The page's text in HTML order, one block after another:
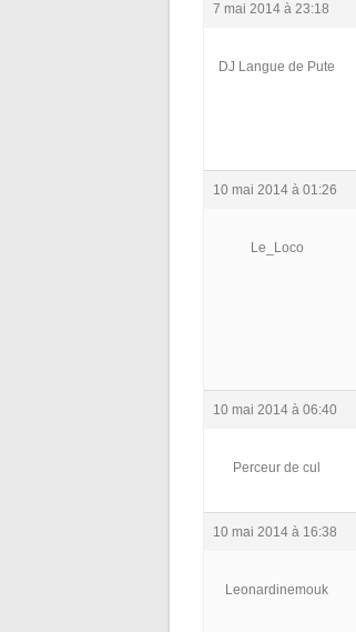
7 mai 2014 à 23:18
DJ Langue de Pute
10 mai 2014 à 01:26
Le_Loco
10 mai 2014 à 06:40
Perceur de cul
10 mai 2014 à 16:38
Leonardinemouk